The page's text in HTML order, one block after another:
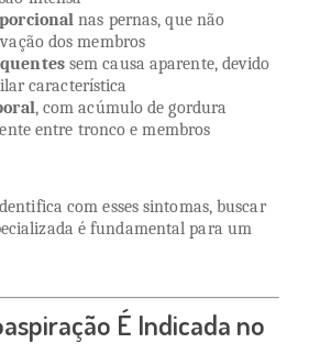
nas pernas, que não
dos membros
sem causa aparente, devido
característica
, com acúmulo de gordura
entre tronco e membros
com esses sintomas, buscar
é fundamental para um
É Indicada no